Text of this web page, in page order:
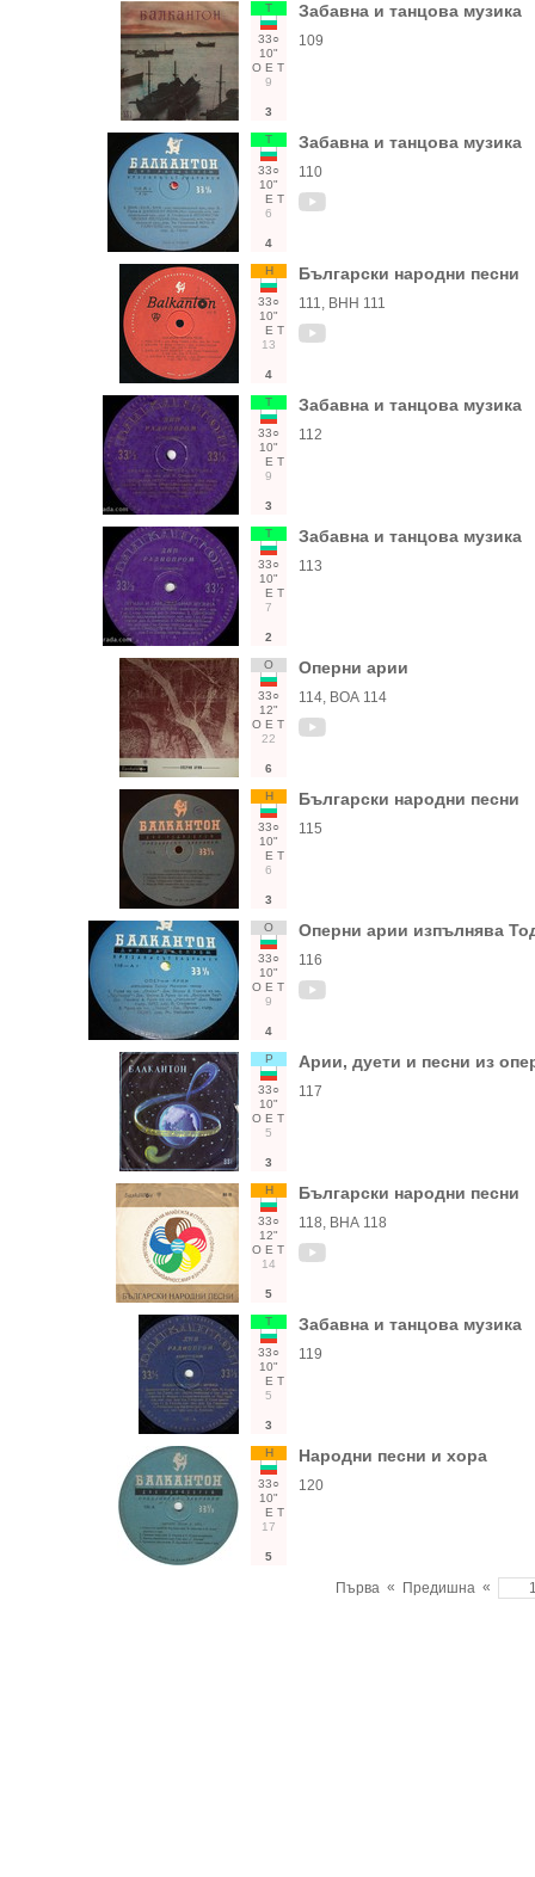
Т
33○
10"
О Е Т
9
3
Забавна и танцова музика
109
Т
33○
10"
Е Т
6
4
Забавна и танцова музика
110
Н
33○
10"
Е Т
13
4
Български народни песни
111, ВНН 111
Т
33○
10"
Е Т
9
3
Забавна и танцова музика
112
Т
33○
10"
Е Т
7
2
Забавна и танцова музика
113
О
33○
12"
О Е Т
22
6
Оперни арии
114, ВОА 114
Н
33○
10"
Е Т
6
3
Български народни песни
115
О
33○
10"
О Е Т
9
4
Оперни арии изпълнява
116
Р
33○
10"
О Е Т
5
3
Арии, дуети и песни из
117
Н
33○
12"
О Е Т
14
5
Български народни песни
118, ВНА 118
Т
33○
10"
Е Т
5
3
Забавна и танцова музика
119
Н
33○
10"
Е Т
17
5
Народни песни и хора
120
Първа « Предишна «